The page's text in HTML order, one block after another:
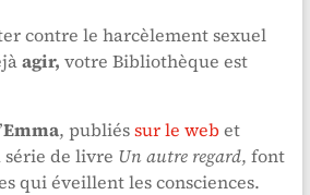
contre le harcèlement sexuel
agir, votre Bibliothèque est
Emma, publiéssur le webet
série de livre Un autre regard, font
qui éveillent les consciences.